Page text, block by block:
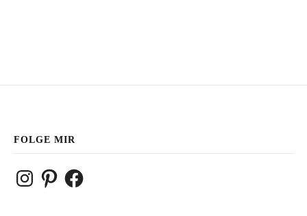
FOLGE MIR
InstagramPinterestFacebook